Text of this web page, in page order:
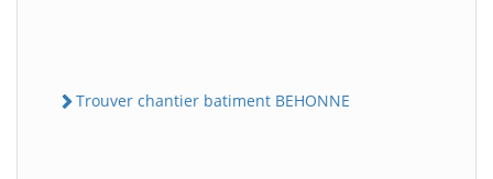
Trouver chantier batiment BEHONNE